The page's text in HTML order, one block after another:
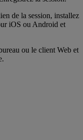
de la session, installez
iOS ou Android et
ou le client Web et